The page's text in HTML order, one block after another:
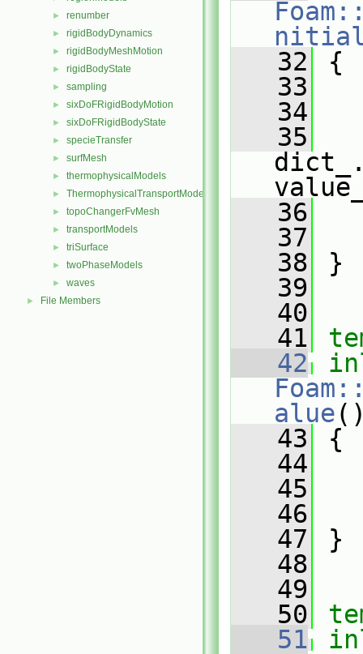
► renumber
► rigidBodyDynamics
► rigidBodyMeshMotion
► rigidBodyState
► sampling
► sixDoFRigidBodyMotion
► sixDoFRigidBodyState
► specieTransfer
► surfMesh
► thermophysicalModels
► ThermophysicalTransportModels
► topoChangerFvMesh
► transportModels
► triSurface
► twoPhaseModels
► waves
► File Members
   32
{
   33
   34
   35
   36
   37
   38
}
   39
   40
   41
   42
alue
   43
{
   44
   45
   46
   47
}
   48
   49
   50
   51